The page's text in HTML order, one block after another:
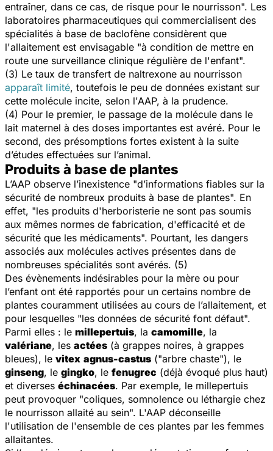
entraîner, dans ce cas, de risque pour le nourrisson". Les
laboratoires pharmaceutiques qui commercialisent des
spécialités à base de baclofène considèrent que
l'allaitement est envisagable "à condition de mettre en
route une surveillance clinique régulière de l'enfant".
(3) Le taux de transfert de naltrexone au nourrisson
apparaît limité, toutefois le peu de données existant sur
cette molécule incite, selon l'AAP, à la prudence.
(4) Pour le premier, le passage de la molécule dans le
lait maternel à des doses importantes est avéré. Pour le
second, des présomptions fortes existent à la suite
d’études effectuées sur l’animal.
Produits à base de plantes
L’AAP observe l’inexistence "d’informations fiables sur la
sécurité de nombreux produits à base de plantes". En
effet, "les produits d'herboristerie ne sont pas soumis
aux mêmes normes de fabrication, d'efficacité et de
sécurité que les médicaments". Pourtant, les dangers
associés aux molécules actives présentes dans de
nombreuses spécialités sont avérés. (5)
Des évènements indésirables pour la mère ou pour
l’enfant ont été rapportés pour un certains nombre de
plantes couramment utilisées au cours de l’allaitement, et
pour lesquelles "les données de sécurité font défaut".
Parmi elles : le millepertuis, la camomille, la
valériane, les actées (à grappes noires, à grappes
bleues), le vitex agnus-castus ("arbre chaste"), le
ginseng, le gingko, le fenugrec (déjà évoqué plus haut)
et diverses échinacées. Par exemple, le millepertuis
peut provoquer "coliques, somnolence ou léthargie chez
le nourrisson allaité au sein". L'AAP déconseille
l'utilisation de l'ensemble de ces plantes par les femmes
allaitantes.